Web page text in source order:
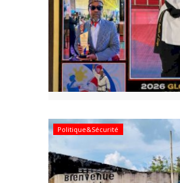
Politique&Sécurité